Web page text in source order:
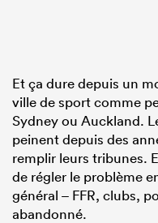
Et ça dure depuis un
ville de sport comme
Sydney ou Auckland.
peinent depuis des
remplir leurs tribunes.
de régler le problème
général – FFR, clubs,
abandonné.